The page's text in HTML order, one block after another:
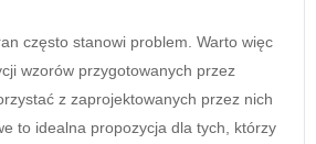
często stanowi problem. Warto więc
wzorów przygotowanych przez
z zaprojektowanych przez nich
to idealna propozycja dla tych, którzy